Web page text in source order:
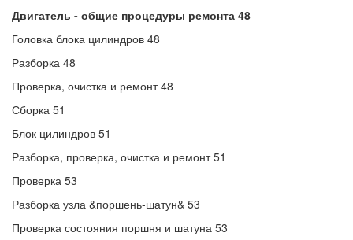
Двигатель - общие процедуры ремонта 48
Головка блока цилиндров 48
Разборка 48
Проверка, очистка и ремонт 48
Сборка 51
Блок цилиндров 51
Разборка, проверка, очистка и ремонт 51
Проверка 53
Разборка узла &поршень-шатун& 53
Проверка состояния поршня и шатуна 53